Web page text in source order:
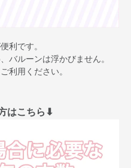
利です。
バルーンは浮かびません。
利用ください。
はこちら⬇︎